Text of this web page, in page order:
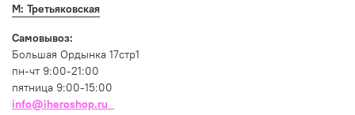
М: Третьяковская
Самовывоз:
Большая Ордынка 17стр1
пн-чт 9:00-21:00
пятница 9:00-15:00
info@iheroshop.ru